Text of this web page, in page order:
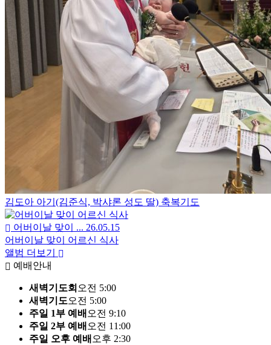
김도아 아기(김준식, 박샤론 성도 딸) 축복기도
어버이날 맞이 ... 26.05.15
어버이날 맞이 어르신 식사
앨범 더보기
예배안내
새벽기도회 오전 5:00
새벽기도오전 5:00
주일 1부 예배 오전 9:10
주일 2부 예배 오전 11:00
주일 오후 예배 오후 2:30